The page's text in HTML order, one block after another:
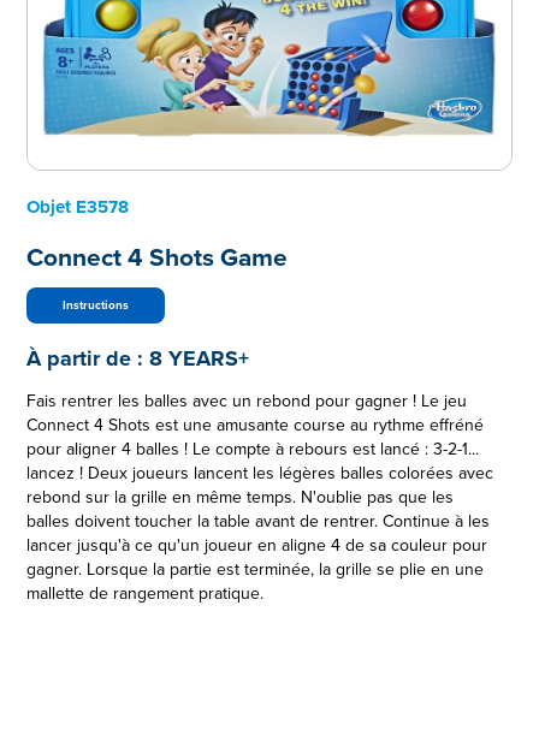
Objet E3578
Connect 4 Shots Game
Instructions
À partir de : 8 YEARS+
Fais rentrer les balles avec un rebond pour gagner ! Le jeu
Connect 4 Shots est une amusante course au rythme effréné
pour aligner 4 balles ! Le compte à rebours est lancé : 3-2-1...
lancez ! Deux joueurs lancent les légères balles colorées avec
rebond sur la grille en même temps. N'oublie pas que les
balles doivent toucher la table avant de rentrer. Continue à les
lancer jusqu'à ce qu'un joueur en aligne 4 de sa couleur pour
gagner. Lorsque la partie est terminée, la grille se plie en une
mallette de rangement pratique.